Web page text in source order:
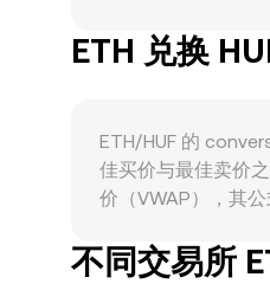
与区域风险偏好也
落地与交易平台合
ETH 兑换
ETH/HUF 的
佳买价与最佳卖价
价（VWAP），其
于自动做市商（
ETH/HUF
不同交易所